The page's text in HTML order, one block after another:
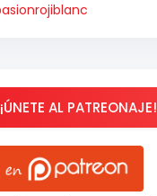
¡ÚNETE AL PATREONAJE!